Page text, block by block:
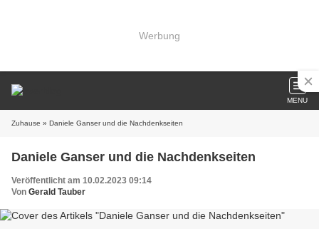
Werbung
MENU
Zuhause » Daniele Ganser und die Nachdenkseiten
Daniele Ganser und die Nachdenkseiten
Veröffentlicht am 10.02.2023 09:14
Von Gerald Tauber